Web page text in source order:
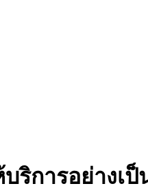
ริการอย่างเ